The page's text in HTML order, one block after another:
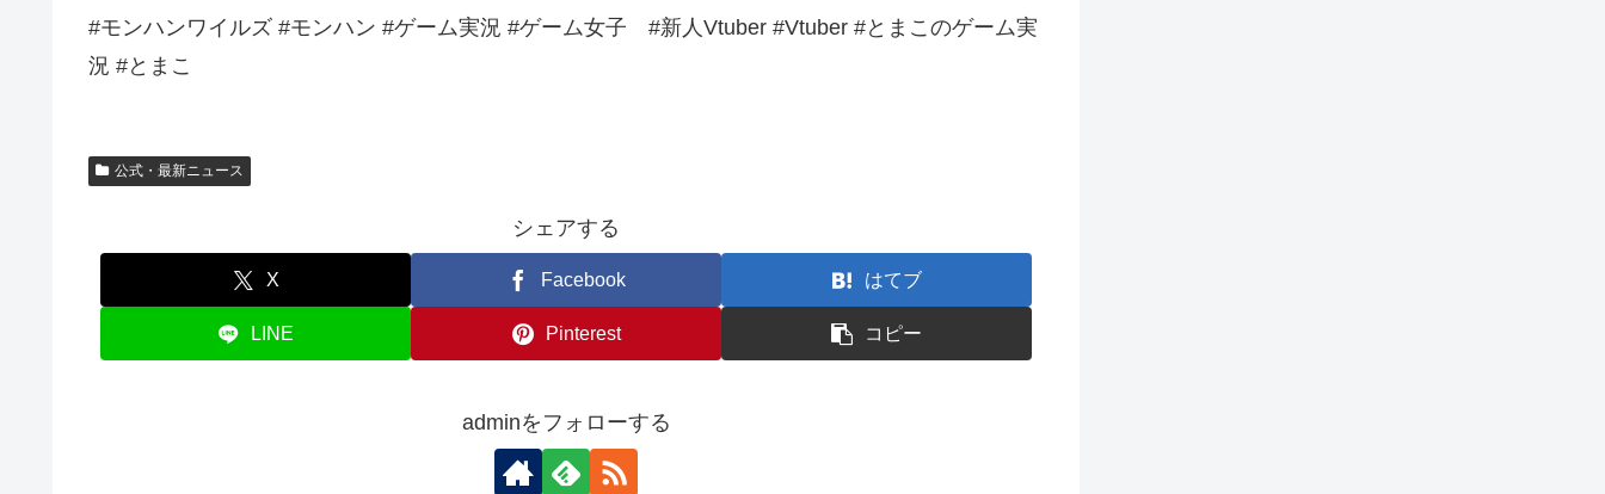
#モンハンワイルズ #モンハン #ゲーム実況 #ゲーム女子 #新人Vtuber #Vtuber #とまこのゲーム実
況 #とまこ
公式・最新ニュース
シェアする
X Facebook はてブ
LINE Pinterest コピー
adminをフォローする